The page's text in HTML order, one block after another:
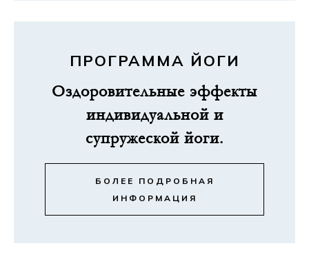
ПРОГРАММА ЙОГИ
Оздоровительные эффекты
индивидуальной и
супружеской йоги.
БОЛЕЕ ПОДРОБНАЯ
ИНФОРМАЦИЯ